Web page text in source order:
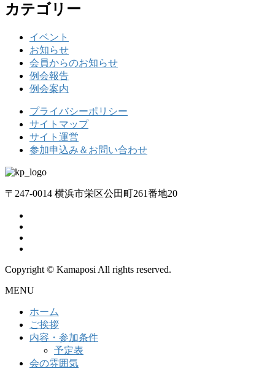
カテゴリー
イベント
お知らせ
会員からのお知らせ
例会報告
例会案内
プライバシーポリシー
サイトマップ
サイト運営
参加申込み＆お問い合わせ
〒247-0014 横浜市栄区公田町261番地20
Copyright © Kamaposi All rights reserved.
MENU
ホーム
ご挨拶
内容・参加条件
予定表
会の雰囲気